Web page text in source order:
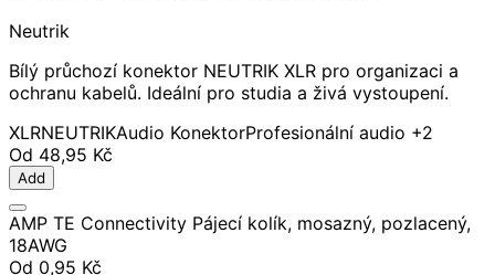
Neutrik
Bílý průchozí konektor NEUTRIK XLR pro organizaci a
ochranu kabelů. Ideální pro studia a živá vystoupení.
XLRNEUTRIKAudio KonektorProfesionální audio +2
Od 48,95 Kč
Add
AMP TE Connectivity Pájecí kolík, mosazný, pozlacený,
18AWG
Od 0,95 Kč